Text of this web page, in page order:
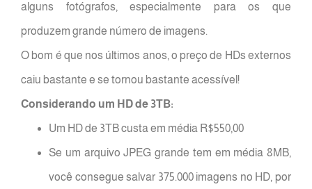
alguns fotógrafos, especialmente para os que
produzem grande número de imagens.
O bom é que nos últimos anos, o preço de HDs externos
caiu bastante e se tornou bastante acessível!
Considerando um HD de 3TB:
Um HD de 3TB custa em média R$550,00
Se um arquivo JPEG grande tem em média 8MB,
você consegue salvar 375.000 imagens no HD, por